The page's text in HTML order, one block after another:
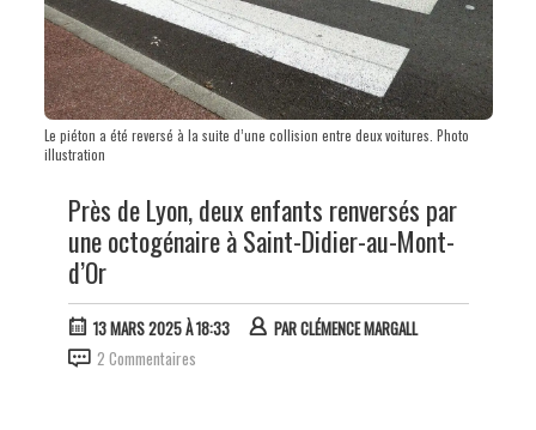
Le piéton a été reversé à la suite d’une collision entre deux voitures. Photo
illustration
Près de Lyon, deux enfants renversés par
une octogénaire à Saint-Didier-au-Mont-
d’Or
13 MARS 2025 À 18:33 PARCLÉMENCE MARGALL
2 Commentaires